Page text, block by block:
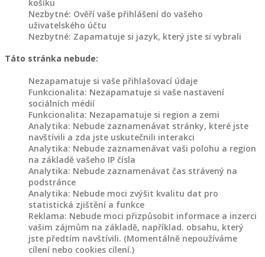
Dřevěné
záhony
Dřevořezba
objednávku
Dřevořezba
zvířat
Domovy
zvířata
Dřevěné
holubníky,
kurníky
košíku
Nezbytné: Ověří vaše přihlášení do vašeho
uživatelského účtu
Nezbytné: Zapamatuje si jazyk, který jste si vybrali
Táto stránka nebude:
Nezapamatuje si vaše přihlašovací údaje
Funkcionalita: Nezapamatuje si vaše nastavení
sociálních médií
Funkcionalita: Nezapamatuje si region a zemi
Analytika: Nebude zaznamenávat stránky, které jste
navštívili a zda jste uskutečnili interakci
Analytika: Nebude zaznamenávat vaši polohu a region
na základě vašeho IP čísla
Analytika: Nebude zaznamenávat čas strávený na
podstránce
Analytika: Nebude moci zvýšit kvalitu dat pro
statistická zjištění a funkce
Reklama: Nebude moci přizpůsobit informace a inzerci
vašim zájmům na základě, například. obsahu, který
jste předtím navštívili. (Momentálně nepoužíváme
cílení nebo cookies cílení.)